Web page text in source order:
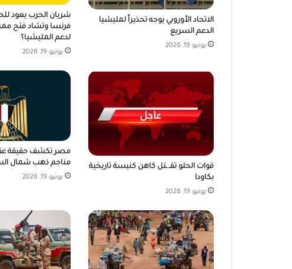
الاتحاد الأوروبي يوجه تحذيراً لمليشيا
الدعم السريع
يونيو 19, 2026
شريان الحرب يعود
فرنسا وتشاد فتح ممر
لدعم المليشيا؟
يونيو 19, 2026
قوات الحلو تقـ.ـتل كاهن كنيسة تاريخية
بكاودا
يونيو 19, 2026
مناجم ذهب شمال
يونيو 19, 2026